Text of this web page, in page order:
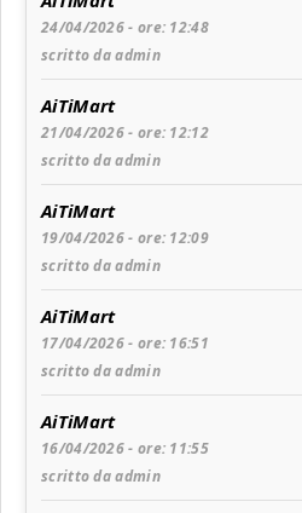
24/04/2026 - ore: 12:48
scritto da admin
AiTiMart
21/04/2026 - ore: 12:12
scritto da admin
AiTiMart
19/04/2026 - ore: 12:09
scritto da admin
AiTiMart
17/04/2026 - ore: 16:51
scritto da admin
AiTiMart
16/04/2026 - ore: 11:55
scritto da admin